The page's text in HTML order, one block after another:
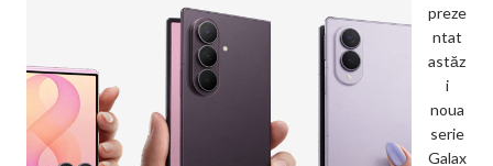
preze
ntat
astăz
i
noua
serie
Galax